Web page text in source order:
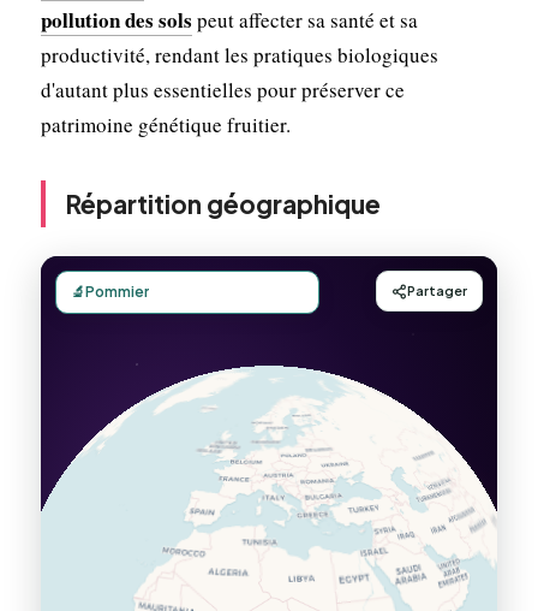
pollution des sols peut affecter sa santé et sa
productivité, rendant les pratiques biologiques
d'autant plus essentielles pour préserver ce
patrimoine génétique fruitier.
Répartition géographique